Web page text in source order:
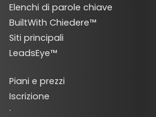
Elenchi di parole chiave
BuiltWith Chiedere™
Siti principali
LeadsEye™
Piani e prezzi
Iscrizione
·